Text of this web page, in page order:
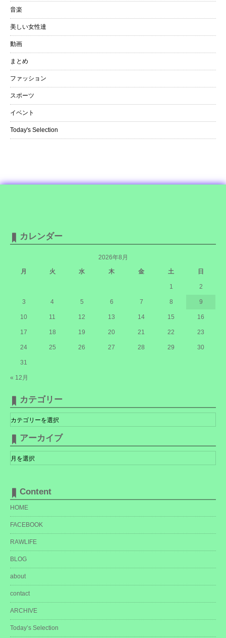
音楽
美しい女性達
動画
まとめ
ファッション
スポーツ
イベント
Today's Selection
カレンダー
2026年8月
月
火 水 木 金 土 日
« 12月
1 2
3 4 5 6 7 8 9
10 11 12 13 14 15 16
17 18 19 20 21 22 23
24 25 26 27 28 29 30
31
カテゴリー
テ
ゴ
リ
ー
アーカイブ
ー
カ
Content
HOME
FACEBOOK
RAWLIFE
BLOG
about
contact
ARCHIVE
Today’s Selection